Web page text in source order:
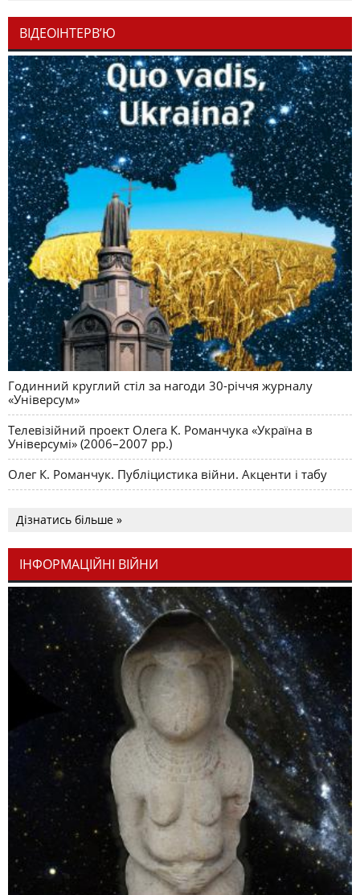
ВІДЕОІНТЕРВ’Ю
Годинний круглий стіл за нагоди 30-річчя журналу
«Універсум»
Телевізійний проект Олега К. Романчука «Україна в
Універсумі» (2006–2007 рр.)
Олег К. Романчук. Публіцистика війни. Акценти і табу
Дізнатись більше »
ІНФОРМАЦІЙНІ ВІЙНИ